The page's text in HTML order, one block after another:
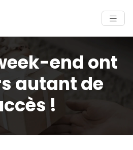
end ont
autant de
!